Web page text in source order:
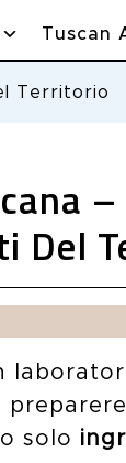
Tuscan
Territorio
Del
solo